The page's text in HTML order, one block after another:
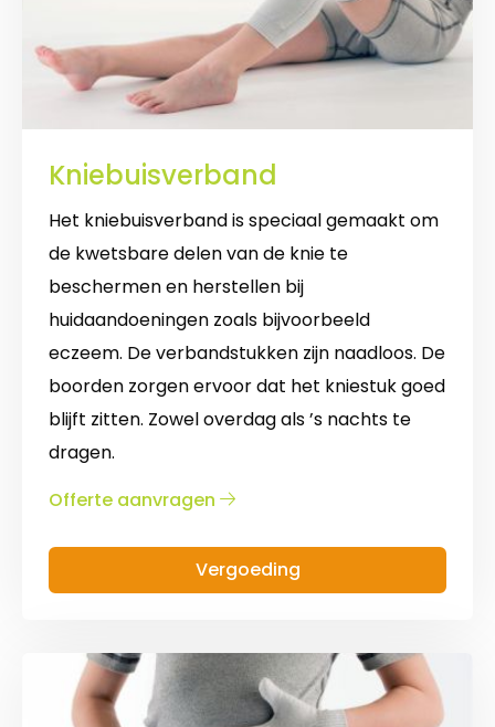
Kniebuisverband
Het kniebuisverband is speciaal gemaakt om
de kwetsbare delen van de knie te
beschermen en herstellen bij
huidaandoeningen zoals bijvoorbeeld
eczeem. De verbandstukken zijn naadloos. De
boorden zorgen ervoor dat het kniestuk goed
blijft zitten. Zowel overdag als ’s nachts te
dragen.
Offerte aanvragen over
Vergoeding